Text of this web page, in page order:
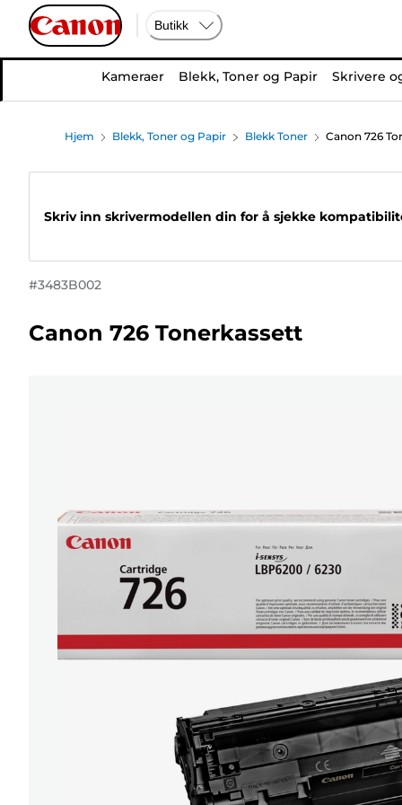
Butikk
Kameraer Blekk, Toner og Papir Skrivere
Hjem Blekk, Toner og Papir Blekk Toner Canon 726
Skriv inn skrivermodellen din for å sjekke
#3483B002
Canon 726 Tonerkassett